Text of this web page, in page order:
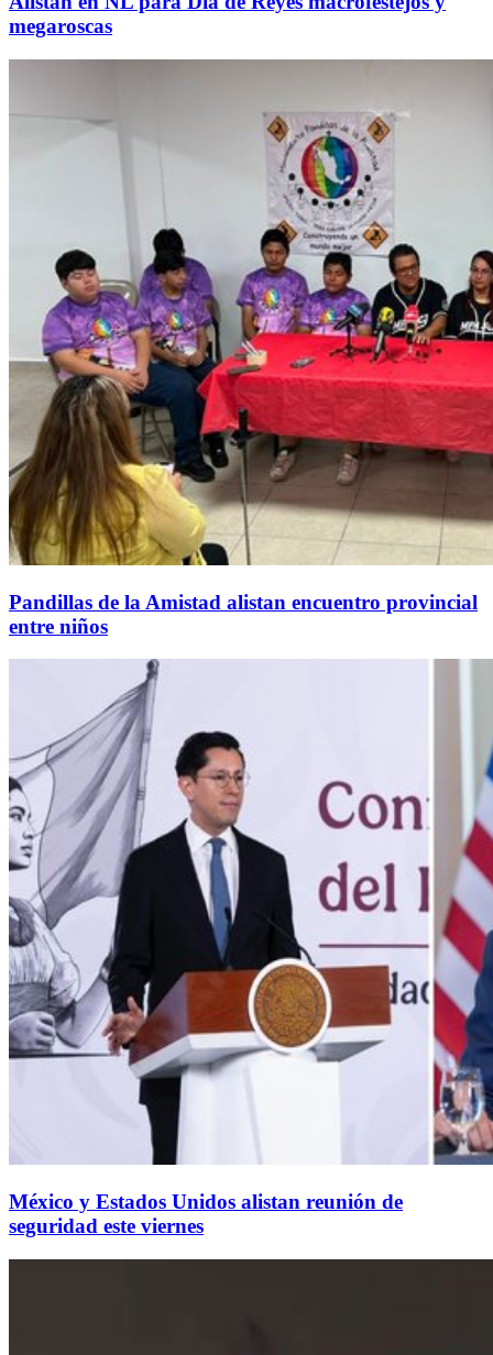
megaroscas
Pandillas de la Amistad alistan encuentro provincial
entre niños
México y Estados Unidos alistan reunión de
seguridad este viernes